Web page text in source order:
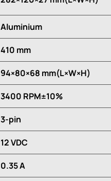
Aluminium
410 mm
94×80×68 mm(L×W×H)
3400 RPM±10%
3-pin
12 VDC
0.35 A